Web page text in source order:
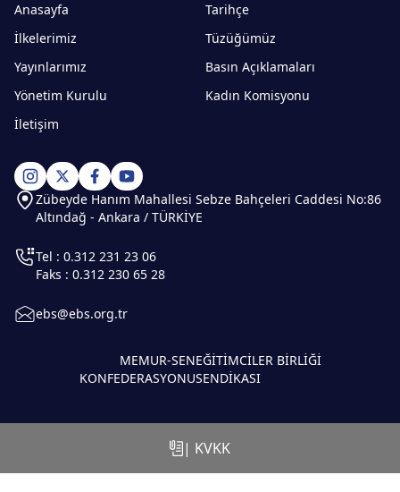
Anasayfa
Tarihçe
İlkelerimiz
Tüzüğümüz
Yayınlarımız
Basın Açıklamaları
Yönetim Kurulu
Kadın Komisyonu
İletişim
MEMUR-SEN
KONFEDERASYONU
EĞİTİMCİLER BİRLİĞİ
SENDİKASI
Zübeyde Hanım Mahallesi Sebze Bahçeleri Caddesi No:86
Altındağ - Ankara / TÜRKİYE
Tel : 0.312 231 23 06
Faks : 0.312 230 65 28
ebs@ebs.org.tr
| KVKK